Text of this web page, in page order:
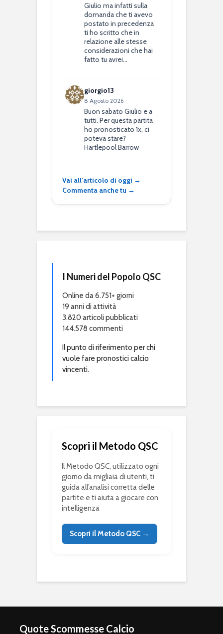
Giulio ma infatti sulla
domanda che ti avevo
postato in precedenza
ti ho scritto che in
relazione alle stesse
considerazioni che hai
fatto tu avrei…
giorgio13
8 Agosto 2026
Buon sabato Giulio e a
tutti. Per questa partita
ho pronosticato 1x, ci
poteva stare?
Hartlepool Barrow
Vai all’articolo di oggi →
Commenta anche tu →
I Numeri del Popolo QSC
Online da 6.751+ giorni
19 anni di attività
3.820 articoli pubblicati
144.578 commenti
Il punto di riferimento per chi
vuole fare pronostici calcio
vincenti.
Scopri il Metodo QSC
Il Metodo QSC, utilizzato ogni
giorno da migliaia di utenti, ti
guida all’analisi corretta delle
partite e ti aiuta a giocare con
intelligenza
Scopri il Metodo QSC →
Quote Scommesse Calcio